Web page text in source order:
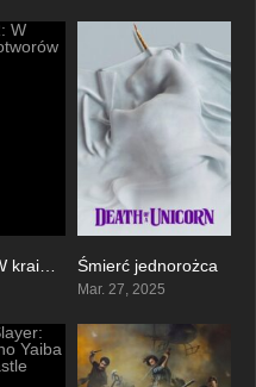
8.1
Ne Zha 2: W krainie potworów 5.9
Śmierć jednorożca
Mar. 27, 2025